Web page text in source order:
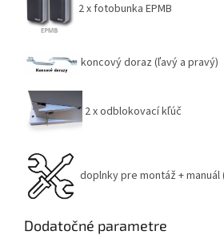
2 x fotobunka EPMB
koncový doraz (ľavý a pravý)
2 x odblokovací kľúč
doplnky pre montáž + manuál
Dodatočné parametre